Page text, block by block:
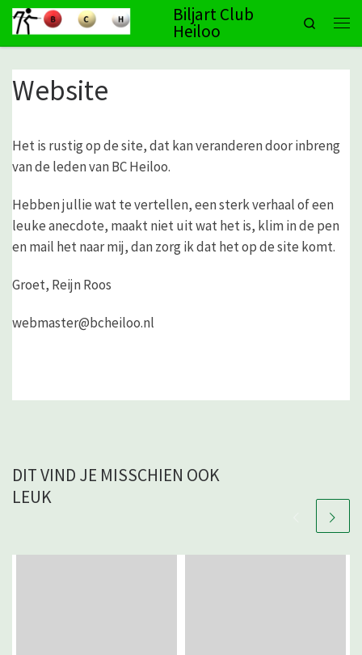
Ga naar inhoud Biljart Club
Heiloo
Search
Website
Het is rustig op de site, dat kan veranderen door inbreng
van de leden van BC Heiloo.
Hebben jullie wat te vertellen, een sterk verhaal of een
leuke anecdote, maakt niet uit wat het is, klim in de pen
en mail het naar mij, dan zorg ik dat het op de site komt.
Groet, Reijn Roos
webmaster@bcheiloo.nl
DIT VIND JE MISSCHIEN OOK
LEUK